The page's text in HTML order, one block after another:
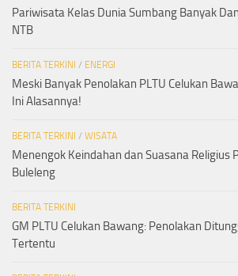
Pariwisata Kelas Dunia Sumbang Banyak
NTB
BERITA TERKINI / ENERGI
Meski Banyak Penolakan PLTU Celukan
Ini Alasannya!
BERITA TERKINI / WISATA
Menengok Keindahan dan Suasana Religius
Buleleng
BERITA TERKINI
GM PLTU Celukan Bawang: Penolakan
Tertentu